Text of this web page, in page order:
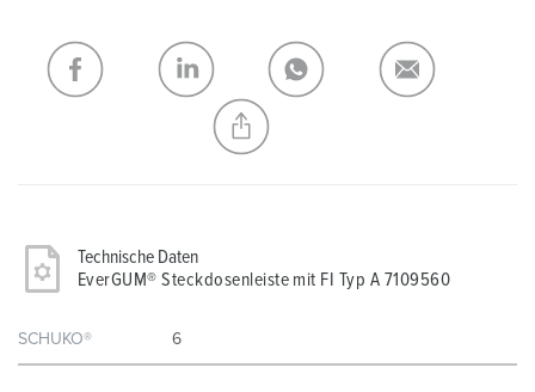
Technische Daten
EverGUM® Steckdosenleiste mit FI Typ A 7109560
SCHUKO® 6